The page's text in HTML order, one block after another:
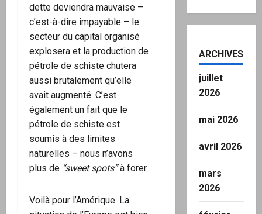
dette deviendra mauvaise –
c’est-à-dire impayable – le
secteur du capital organisé
explosera et la production de
pétrole de schiste chutera
aussi brutalement qu’elle
avait augmenté. C’est
également un fait que le
pétrole de schiste est
soumis à des limites
naturelles – nous n’avons
plus de “sweet spots”à forer.
Voilà pour l’Amérique. La
ARCHIVES
juillet
2026
mai 2026
avril 2026
mars
2026